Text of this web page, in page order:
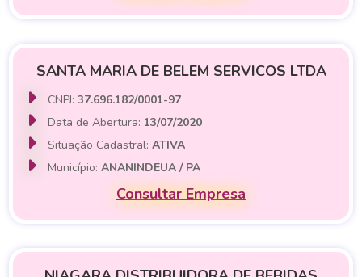
SANTA MARIA DE BELEM SERVICOS LTDA
CNPJ:37.696.182/0001-97
Data de Abertura: 13/07/2020
Situação Cadastral:ATIVA
Município:ANANINDEUA / PA
Consultar Empresa